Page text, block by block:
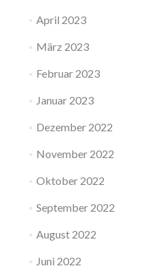
April 2023
März 2023
Februar 2023
Januar 2023
Dezember 2022
November 2022
Oktober 2022
September 2022
August 2022
Juni 2022